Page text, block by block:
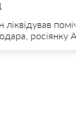
ліквідував
росіянку